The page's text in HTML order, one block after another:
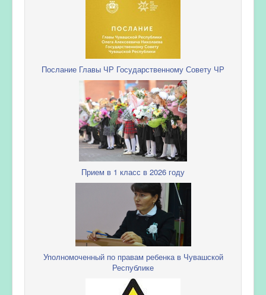
Послание Главы ЧР Государственному Совету ЧР
Прием в 1 класс в 2026 году
Уполномоченный по правам ребенка в Чувашской
Республике